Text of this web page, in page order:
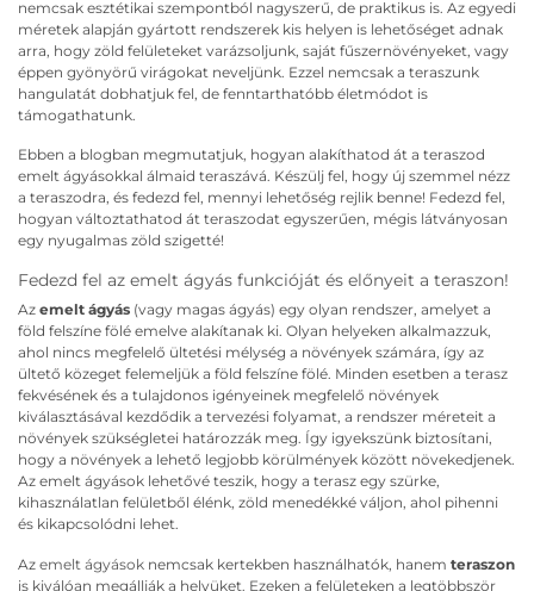
nemcsak esztétikai szempontból nagyszerű, de praktikus is. Az egyedi
méretek alapján gyártott rendszerek kis helyen is lehetőséget adnak
arra, hogy zöld felületeket varázsoljunk, saját fűszernövényeket, vagy
éppen gyönyörű virágokat neveljünk. Ezzel nemcsak a teraszunk
hangulatát dobhatjuk fel, de fenntarthatóbb életmódot is
támogathatunk.
Ebben a blogban megmutatjuk, hogyan alakíthatod át a teraszod
emelt ágyásokkal álmaid teraszává. Készülj fel, hogy új szemmel nézz
a teraszodra, és fedezd fel, mennyi lehetőség rejlik benne! Fedezd fel,
hogyan változtathatod át teraszodat egyszerűen, mégis látványosan
egy nyugalmas zöld szigetté!
Fedezd fel az emelt ágyás funkcióját és előnyeit a teraszon!
Az emelt ágyás (vagy magas ágyás) egy olyan rendszer, amelyet a
föld felszíne fölé emelve alakítanak ki. Olyan helyeken alkalmazzuk,
ahol nincs megfelelő ültetési mélység a növények számára, így az
ültető közeget felemeljük a föld felszíne fölé. Minden esetben a terasz
fekvésének és a tulajdonos igényeinek megfelelő növények
kiválasztásával kezdődik a tervezési folyamat, a rendszer méreteit a
növények szükségletei határozzák meg. Így igyekszünk biztosítani,
hogy a növények a lehető legjobb körülmények között növekedjenek.
Az emelt ágyások lehetővé teszik, hogy a terasz egy szürke,
kihasználatlan felületből élénk, zöld menedékké váljon, ahol pihenni
és kikapcsolódni lehet.
Az emelt ágyások nemcsak kertekben használhatók, hanem teraszon
is kiválóan megállják a helyüket. Ezeken a felületeken a legtöbbször